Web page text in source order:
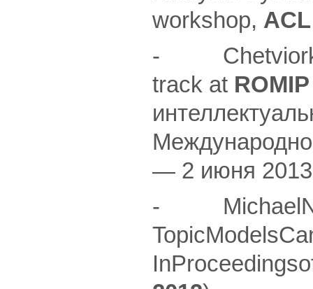
workshop,
- Chetviorkin
track at
— 2 июня
-